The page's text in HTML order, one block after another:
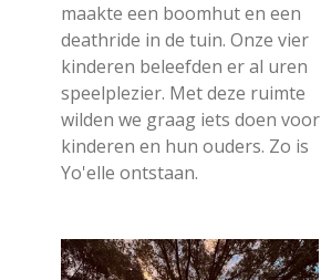
maakte een boomhut en een
deathride in de tuin. Onze vier
kinderen beleefden er al uren
speelplezier. Met deze ruimte
wilden we graag iets doen voor
kinderen en hun ouders. Zo is
Yo'elle ontstaan.